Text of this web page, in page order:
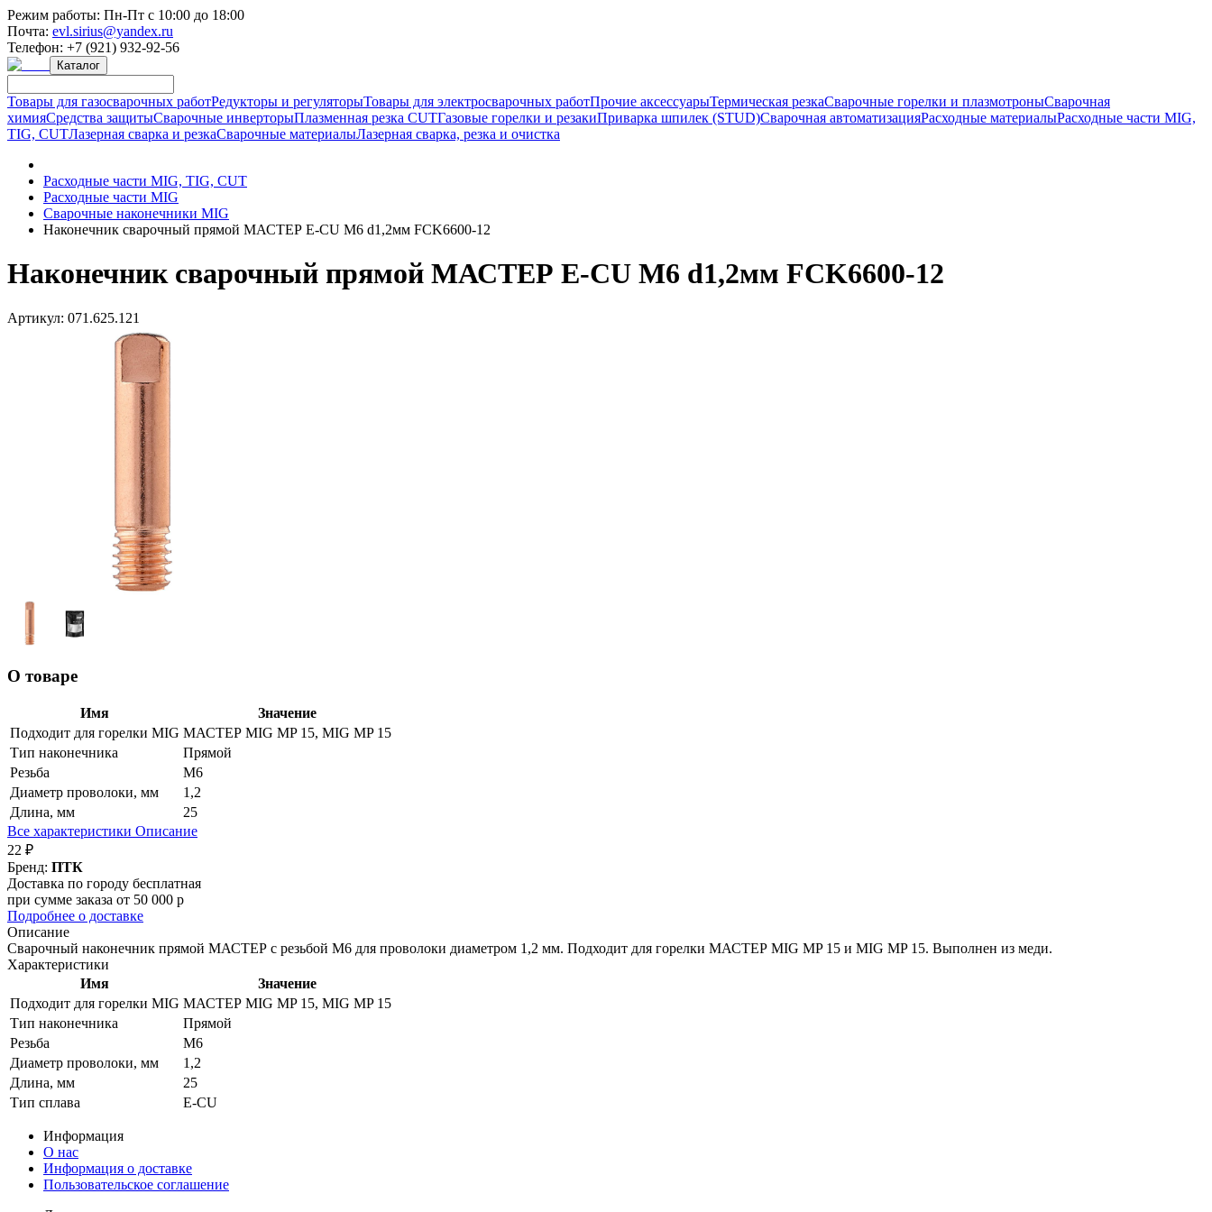
Режим работы: Пн-Пт с 10:00 до 18:00
Почта: evl.sirius@yandex.ru
Телефон: +7 (921) 932-92-56
Каталог
Товары для газосварочных работРедукторы и регуляторыТовары для электросварочных работПрочие аксессуарыТермическая резкаСварочные горелки и плазмотроныСварочная
химияСредства защитыСварочные инверторыПлазменная резка CUTГазовые горелки и резакиПриварка шпилек (STUD)Сварочная автоматизацияРасходные материалыРасходные части MIG,
TIG, CUTЛазерная сварка и резкаСварочные материалыЛазерная сварка, резка и очистка
Расходные части MIG, TIG, CUT
Расходные части MIG
Сварочные наконечники MIG
Наконечник сварочный прямой МАСТЕР E-CU М6 d1,2мм FCK6600-12
Наконечник сварочный прямой МАСТЕР E-CU М6 d1,2мм FCK6600-12
Артикул: 071.625.121
О товаре
Имя
Значение
Подходит для горелки MIG МАСТЕР MIG MP 15, MIG MP 15
Тип наконечника
Прямой
Резьба
М6
Диаметр проволоки, мм
1,2
Длина, мм
25
Все характеристики Описание
22 ₽
Бренд: ПТК
Доставка по городу бесплатная
при сумме заказа от 50 000 р
Подробнее о доставке
Описание
Сварочный наконечник прямой МАСТЕР с резьбой М6 для проволоки диаметром 1,2 мм. Подходит для горелки МАСТЕР MIG MP 15 и MIG MP 15. Выполнен из меди.
Характеристики
Имя
Значение
Подходит для горелки MIG МАСТЕР MIG MP 15, MIG MP 15
Тип наконечника
Прямой
Резьба
М6
Диаметр проволоки, мм
1,2
Длина, мм
25
Тип сплава
E-CU
Информация
О нас
Информация о доставке
Пользовательское соглашение